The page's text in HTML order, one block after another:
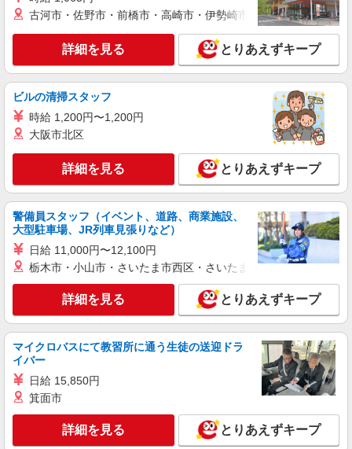
派遣社員
株式会社トラストグロース 新宿本社 第3営業部
特別養護老人ホームでの看護師
時給：准看護師2200円〜/看護師2300円〜 ※資
格や経験などによる
埼玉県志木市
キープ 詳細を見る
派遣社員
株式会社kotrio /●SI-H-2024386
＜志木駅＞元気も、プライベートも諦めない＊
週3〜OK/看護助手
時給1600円〜2250円 ＜日払い有/週払い有/交
志木市
キープ 詳細を見る
派遣社員
株式会社トラストグロース 新宿本社 第3営業部
時給：准看護師1900円/看護師2000円 ※資格や
経験などによる
古河市・佐野市・前橋市・高崎市・伊勢崎市・太田市・館林市
詳細を見る とりあえずキープ
ビルの清掃スタッフ
時給 1,200円〜1,200円
大阪市北区
詳細を見る とりあえずキープ
警備員スタッフ（イベント、道路、商業施設、
大型駐車場、JR列車見張りなど）
日給 11,000円〜12,100円
栃木市・小山市・さいたま市西区・さいたま市岩槻区・久喜市・
詳細を見る とりあえずキープ
マイクロバスにて教習所に通う生徒の送迎ドラ
イバー
日給 15,850円
箕面市
詳細を見る とりあえずキープ